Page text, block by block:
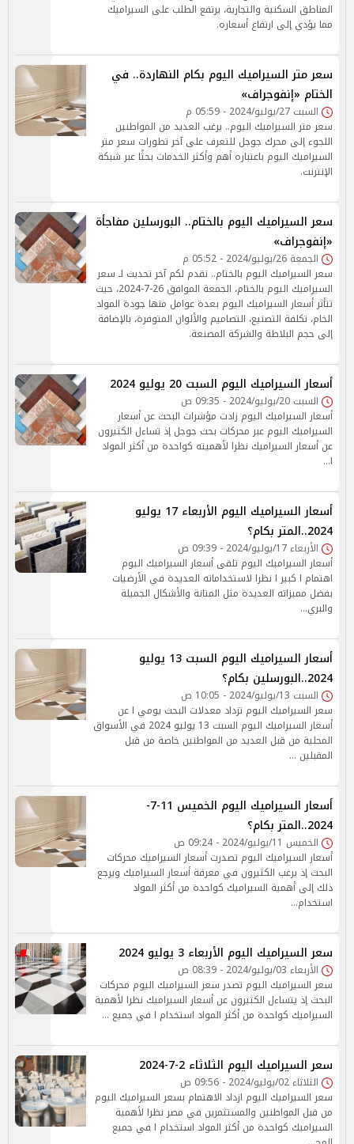
المناطق السكنية والتجارية، يرتفع الطلب على السيراميك
مما يؤدي إلى ارتفاع أسعاره.
سعر متر السيراميك اليوم بكام النهاردة.. في
الختام «إنفوجراف»
السبت 27/يوليو/2024 - 05:59 م
سعر متر السيراميك اليوم.. يرغب العديد من المواطنين
اللجوء إلى محرك جوجل للتعرف على آخر تطورات سعر متر
السيراميك اليوم باعتباره أهم وأكثر الخدمات بحثًا عبر شبكة
الإنترنت.
سعر السيراميك اليوم بالختام.. البورسلين مفاجأة
«إنفوجراف»
الجمعة 26/يوليو/2024 - 05:52 م
سعر السيراميك اليوم بالختام.. نقدم لكم آخر تحديث لـ سعر
السيراميك اليوم بالختام، الجمعة الموافق 26-7-2024، حيث
تتأثر أسعار السيراميك اليوم بعدة عوامل منها جودة المواد
الخام، تكلفة التصنيع، التصاميم والألوان المتوفرة، بالإضافة
إلى حجم البلاطة والشركة المصنعة.
أسعار السيراميك اليوم السبت 20 يوليو 2024
السبت 20/يوليو/2024 - 09:35 ص
أسعار السيراميك اليوم زادت مؤشرات البحث عن أسعار
السيراميك اليوم عبر محركات بحث جوجل إذ تساءل الكثيرون
عن أسعار السيراميك نظرا لأهميته كواحدة من أكثر المواد
ا…
أسعار السيراميك اليوم الأربعاء 17 يوليو
2024..المتر بكام؟
الأربعاء 17/يوليو/2024 - 09:39 ص
أسعار السيراميك اليوم تلقى أسعار السيراميك اليوم
اهتمام ا كبير ا نظرا لاستخداماته العديدة في الأرضيات
بفضل مميزاته العديدة مثل المتانة والأشكال الجميلة
والبري…
أسعار السيراميك اليوم السبت 13 يوليو
2024..البورسلين بكام؟
السبت 13/يوليو/2024 - 10:05 ص
سعر السيراميك اليوم تزداد معدلات البحث يومي ا عن
أسعار السيراميك اليوم السبت 13 يوليو 2024 في الأسواق
المحلية من قبل العديد من المواطنين خاصة من قبل
المقبلين …
أسعار السيراميك اليوم الخميس 11-7-
2024..المتر بكام؟
الخميس 11/يوليو/2024 - 09:24 ص
أسعار السيراميك اليوم تصدرت أسعار السيراميك محركات
البحث إذ يرغب الكثيرون في معرفة أسعار السيراميك ويرجع
ذلك إلى أهمية السيراميك كواحدة من أكثر المواد
استخدام…
سعر السيراميك اليوم الأربعاء 3 يوليو 2024
الأربعاء 03/يوليو/2024 - 08:39 ص
سعر السيراميك اليوم تصدر سعر السيراميك اليوم محركات
البحث إذ يتساءل الكثيرون عن أسعار السيراميك نظرا لأهمية
السيراميك كواحدة من أكثر المواد استخدام ا في جميع …
سعر السيراميك اليوم الثلاثاء 2-7-2024
الثلاثاء 02/يوليو/2024 - 09:56 ص
سعر السيراميك اليوم ازداد الاهتمام بسعر السيراميك اليوم
من قبل المواطنين والمستثمرين في مصر نظرا لأهمية
السيراميك كواحدة من أكثر المواد استخدام ا في جميع